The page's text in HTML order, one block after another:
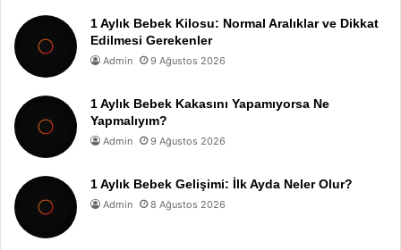
1 Aylık Bebek Kilosu: Normal Aralıklar ve Dikkat
Edilmesi Gerekenler
Admin 9 Ağustos 2026
1 Aylık Bebek Kakasını Yapamıyorsa Ne
Yapmalıyım?
Admin 9 Ağustos 2026
1 Aylık Bebek Gelişimi: İlk Ayda Neler Olur?
Admin 8 Ağustos 2026